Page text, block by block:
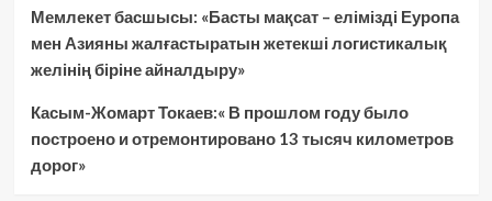
Мемлекет басшысы: «Басты мақсат – елімізді Еуропа
мен Азияны жалғастыратын жетекші логистикалық
желінің біріне айналдыру»
Касым-Жомарт Токаев:« В прошлом году было
построено и отремонтировано 13 тысяч километров
дорог»